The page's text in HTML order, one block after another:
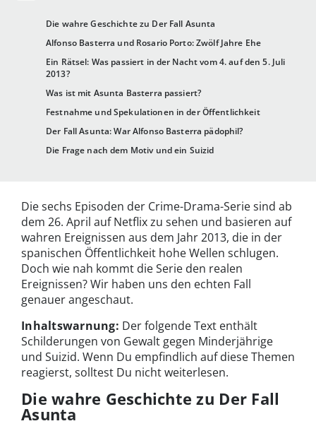
Die wahre Geschichte zu Der Fall Asunta
Alfonso Basterra und Rosario Porto: Zwölf Jahre Ehe
Ein Rätsel: Was passiert in der Nacht vom 4. auf den 5. Juli
2013?
Was ist mit Asunta Basterra passiert?
Festnahme und Spekulationen in der Öffentlichkeit
Der Fall Asunta: War Alfonso Basterra pädophil?
Die Frage nach dem Motiv und ein Suizid
Die sechs Episoden der Crime-Drama-Serie sind ab
dem 26. April auf Netflix zu sehen und basieren auf
wahren Ereignissen aus dem Jahr 2013, die in der
spanischen Öffentlichkeit hohe Wellen schlugen.
Doch wie nah kommt die Serie den realen
Ereignissen? Wir haben uns den echten Fall
genauer angeschaut.
Inhaltswarnung: Der folgende Text enthält
Schilderungen von Gewalt gegen Minderjährige
und Suizid. Wenn Du empfindlich auf diese Themen
reagierst, solltest Du nicht weiterlesen.
Die wahre Geschichte zu Der Fall
Asunta